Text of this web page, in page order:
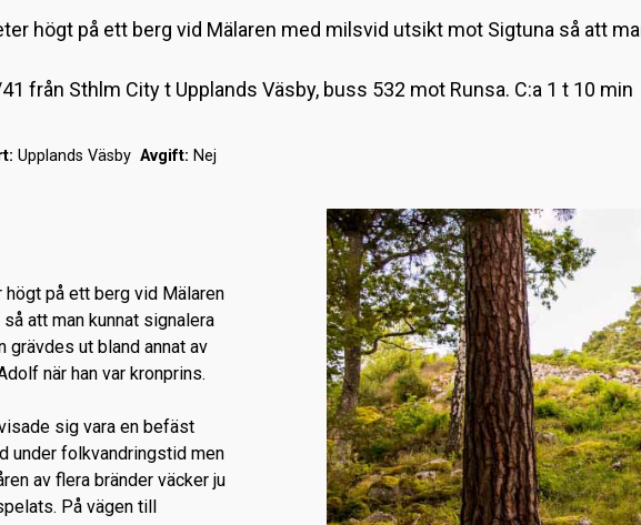
högt på ett berg vid Mälaren med milsvid utsikt mot Sigtuna så att
från Sthlm City t Upplands Väsby, buss 532 mot Runsa. C:a 1 t 10 min
Upplands Väsby Avgift: Nej
på ett berg vid Mälaren
att man kunnat signalera
grävdes ut bland annat av
när han var kronprins.
sig vara en befäst
under folkvandringstid men
av flera bränder väcker ju
På vägen till